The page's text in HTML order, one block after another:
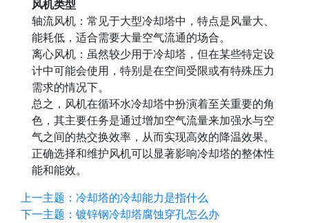
风机类型
轴流风机：常见于大型冷却塔中，特点是风量大、
能耗低，适合需要大量空气流通的场合。
离心风机：虽然较少用于冷却塔，但在某些特定设
计中可能会使用，特别是在空间受限或有特殊压力
需求的情况下。
总之，风机在循环水冷却塔中扮演着至关重要的角
色，其主要任务是通过增加空气流量来加强水与空
气之间的热交换效率，从而实现高效的降温效果。
正确选择和维护风机可以显著影响冷却塔的整体性
能和能效。
上一主题：冷却塔的冷却能力是指什么
下一主题：镀锌钢冷却塔腐蚀穿孔怎么办